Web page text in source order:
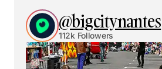
@bigcitynantes
112k Followers